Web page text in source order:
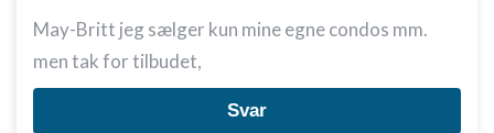
May-Britt jeg sælger kun mine egne condos mm.
men tak for tilbudet,
Svar